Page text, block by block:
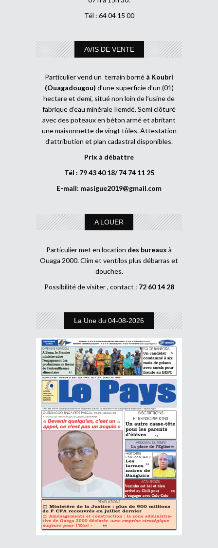
Tél : 64 04 15 00
AVIS DE VENTE
Particulier vend un terrain borné à Koubri
(Ouagadougou) d’une superficie d’un (01)
hectare et demi, situé non loin de l’usine de
fabrique d’eau minérale Ilemdé. Semi clôturé
avec des poteaux en béton armé et abritant
une maisonnette de vingt tôles. Attestation
d’attribution et plan cadastral disponibles.
Prix à débattre
Tél : 79 43 40 18/ 74 74 11 25
E-mail: masigue2019@gmail.com
A LOUER
Particulier met en location des bureaux à
Ouaga 2000. Clim et ventilos plus débarras et
douches.
Possibilité de visiter , contact : 72 60 14 28
La Une du 04-08-2026